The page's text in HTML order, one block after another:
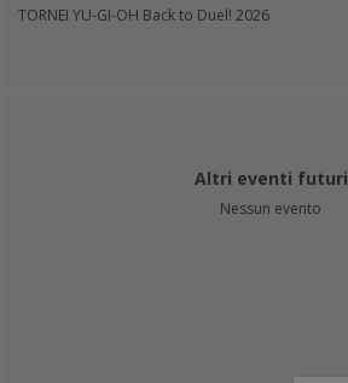
TORNEI YU-GI-OH Back to Duel! 2026
Altri eventi futuri
Nessun evento